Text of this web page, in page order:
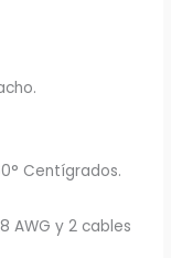
Centígrados.
AWG y 2 cables